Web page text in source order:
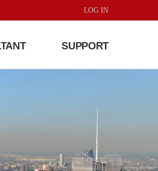
LOG IN
SUPPORT